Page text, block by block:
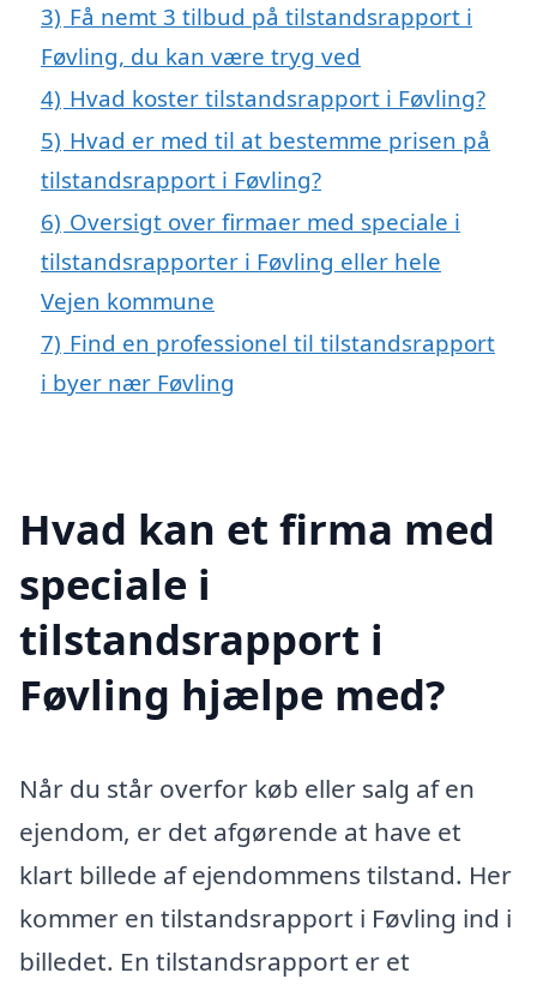
3) Få nemt 3 tilbud på tilstandsrapport i
Føvling, du kan være tryg ved
4) Hvad koster tilstandsrapport i Føvling?
5) Hvad er med til at bestemme prisen på
tilstandsrapport i Føvling?
6) Oversigt over firmaer med speciale i
tilstandsrapporter i Føvling eller hele
Vejen kommune
7) Find en professionel til tilstandsrapport
i byer nær Føvling
Hvad kan et firma med
speciale i
tilstandsrapport i
Føvling hjælpe med?
Når du står overfor køb eller salg af en
ejendom, er det afgørende at have et
klart billede af ejendommens tilstand. Her
kommer en tilstandsrapport i Føvling ind i
billedet. En tilstandsrapport er et